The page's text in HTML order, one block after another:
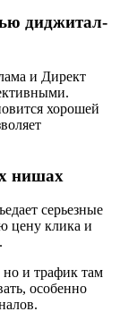
диджитал-
и Директ
хорошей
нишах
серьезные
цену клика и
но и трафик там
особенно